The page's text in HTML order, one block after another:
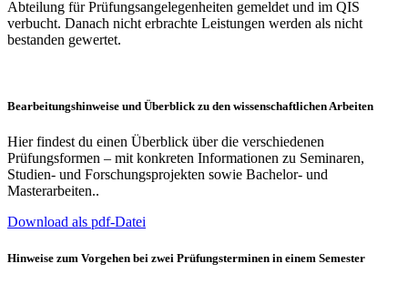
Abteilung für Prüfungsangelegenheiten gemeldet und im QIS
verbucht. Danach nicht erbrachte Leistungen werden als nicht
bestanden gewertet.
Bearbeitungshinweise und Überblick zu den wissenschaftlichen Arbeiten
Hier findest du einen Überblick über die verschiedenen
Prüfungsformen – mit konkreten Informationen zu Seminaren,
Studien- und Forschungsprojekten sowie Bachelor- und
Masterarbeiten..
Download als pdf-Datei
Hinweise zum Vorgehen bei zwei Prüfungsterminen in einem Semester